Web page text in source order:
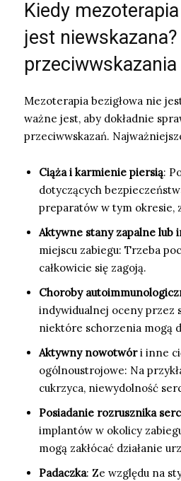
Kiedy
jest
przeciwwskazania
Mezoterapia bezigłowa nie
ważne jest, aby dokładnie
przeciwwskazań.
Ciąża i karmienie piersią:
dotyczących
preparatów w tym okresie,
Aktywne stany zapalne lub
miejscu zabiegu: Trzeba
całkowicie się zagoją.
Choroby
indywidualnej oceny przez
niektóre schorzenia mogą
Aktywny nowotwóri inne
ogólnoustrojowe: Na
cukrzyca, niewydolność
Posiadanie rozrusznika
implantów w okolicy
mogą zakłócać działanie
Padaczka: Ze względu na